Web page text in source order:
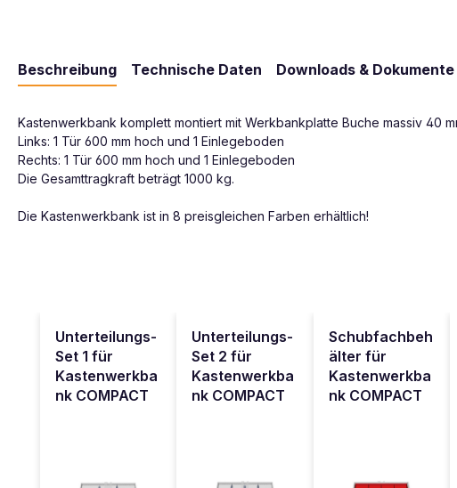
Beschreibung Technische Daten Downloads & Dokumente
Kastenwerkbank komplett montiert mit Werkbankplatte Buche massiv 40
Links: 1 Tür 600 mm hoch und 1 Einlegeboden
Rechts: 1 Tür 600 mm hoch und 1 Einlegeboden
Die Gesamttragkraft beträgt 1000 kg.
Die Kastenwerkbank ist in 8 preisgleichen Farben erhältlich!
Unterteilungs-
Set 1 für
Kastenwerkba
nk COMPACT
Unterteilungs-
Set 2 für
Kastenwerkba
nk COMPACT
Schubfachbeh
älter für
Kastenwerkba
nk COMPACT